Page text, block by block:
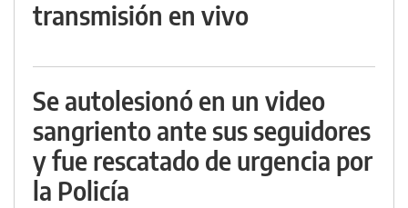
transmisión en vivo
Se autolesionó en un video
sangriento ante sus seguidores
y fue rescatado de urgencia por
la Policía